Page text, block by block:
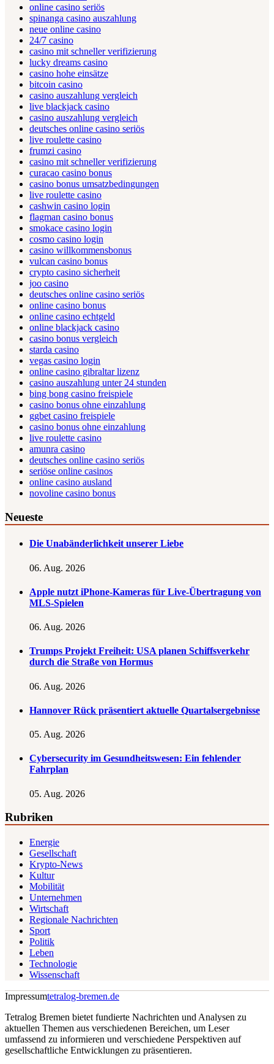
online casino seriös
spinanga casino auszahlung
neue online casino
24/7 casino
casino mit schneller verifizierung
lucky dreams casino
casino hohe einsätze
bitcoin casino
casino auszahlung vergleich
live blackjack casino
casino auszahlung vergleich
deutsches online casino seriös
live roulette casino
frumzi casino
casino mit schneller verifizierung
curacao casino bonus
casino bonus umsatzbedingungen
live roulette casino
cashwin casino login
flagman casino bonus
smokace casino login
cosmo casino login
casino willkommensbonus
vulcan casino bonus
crypto casino sicherheit
joo casino
deutsches online casino seriös
online casino bonus
online casino echtgeld
online blackjack casino
casino bonus vergleich
starda casino
vegas casino login
online casino gibraltar lizenz
casino auszahlung unter 24 stunden
bing bong casino freispiele
casino bonus ohne einzahlung
ggbet casino freispiele
casino bonus ohne einzahlung
live roulette casino
amunra casino
deutsches online casino seriös
seriöse online casinos
online casino ausland
novoline casino bonus
Neueste
Die Unabänderlichkeit unserer Liebe
06. Aug. 2026
Apple nutzt iPhone-Kameras für Live-Übertragung von
MLS-Spielen
06. Aug. 2026
Trumps Projekt Freiheit: USA planen Schiffsverkehr
durch die Straße von Hormus
06. Aug. 2026
Hannover Rück präsentiert aktuelle Quartalsergebnisse
05. Aug. 2026
Cybersecurity im Gesundheitswesen: Ein fehlender
Fahrplan
05. Aug. 2026
Rubriken
Energie
Gesellschaft
Krypto-News
Kultur
Mobilität
Unternehmen
Wirtschaft
Regionale Nachrichten
Sport
Politik
Leben
Technologie
Wissenschaft
Impressumtetralog-bremen.de
Tetralog Bremen bietet fundierte Nachrichten und Analysen zu
aktuellen Themen aus verschiedenen Bereichen, um Leser
umfassend zu informieren und verschiedene Perspektiven auf
gesellschaftliche Entwicklungen zu präsentieren.